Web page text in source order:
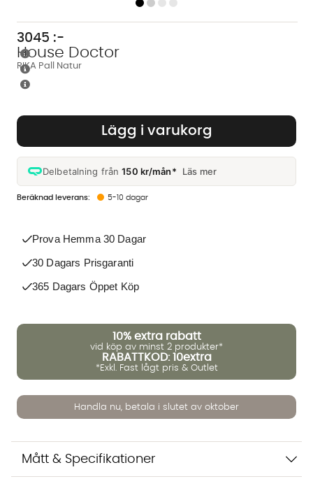
RIKA Pall Natur
House Doctor
3045 :-
Lägg i varukorg
Delbetalning från150 kr/mån* Läs mer
5-10 dagar
Prova Hemma 30 Dagar
30 Dagars Prisgaranti
365 Dagars Öppet Köp
10% extra rabatt
vid köp av minst 2 produkter*
RABATTKOD: 10extra
*Exkl. Fast lågt pris & Outlet
Handla nu, betala i slutet av oktober
Mått & Specifikationer
Vi använder AI för att svara på dina frågor. Konversationen
sparas i upp till 24 timmar för att kunna hjälpa dig. Vi delar
inte dina uppgifter med tredje part. Läs mer i vår
integritetspolicy.
Jag godkänner att konversationen sparas
Starta chatten